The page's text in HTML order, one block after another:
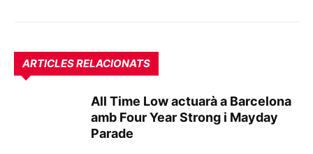
ARTICLES RELACIONATS
All Time Low actuarà a Barcelona
amb Four Year Strong i Mayday
Parade